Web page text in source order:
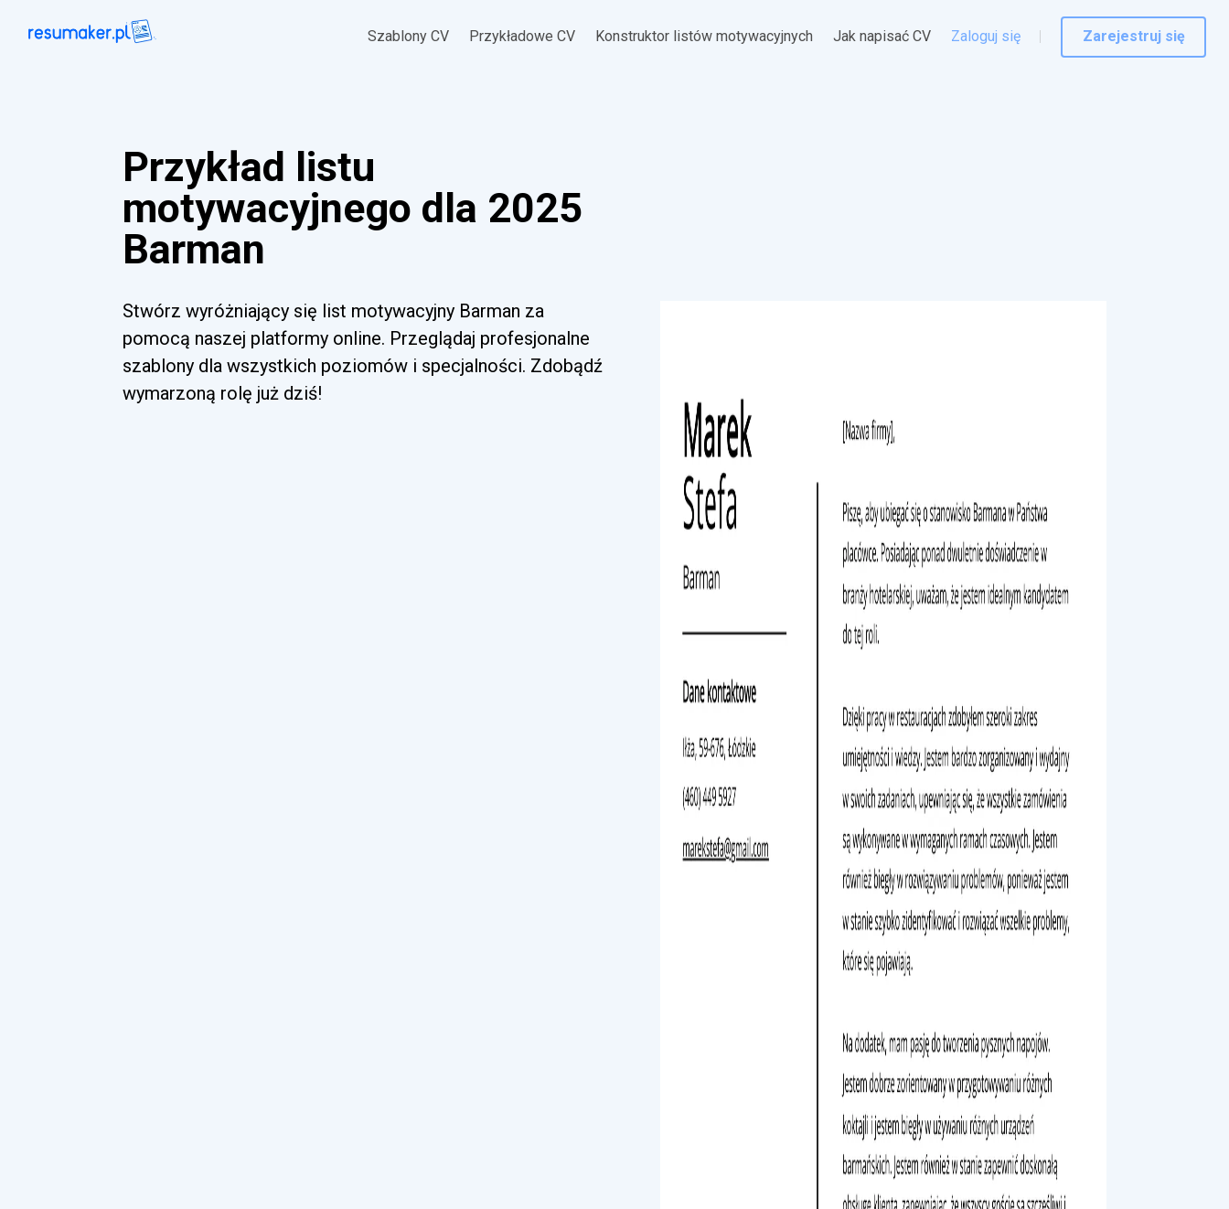
Szablony CV Przykładowe CV Konstruktor listów motywacyjnych Jak napisać CV Zaloguj się Zarejestruj się
Przykład listu
motywacyjnego dla 2025
Barman
Stwórz wyróżniający się list motywacyjny Barman za
pomocą naszej platformy online. Przeglądaj profesjonalne
szablony dla wszystkich poziomów i specjalności. Zdobądź
wymarzoną rolę już dziś!